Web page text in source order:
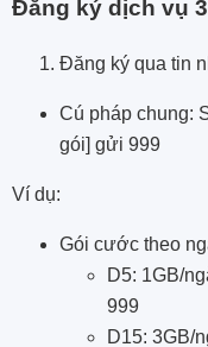
Đăng ký dịch vụ
Đăng ký qua tin
Cú pháp chung:
gói] gửi 999
Ví dụ:
Gói cước theo
D5: 1GB/
999
D15: 3GB/